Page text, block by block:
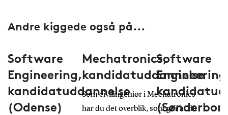
Andre kiggede også på...
Software
Engineering,
kandidatuddannelse
(Odense)
Mechatronics,
kandidatuddannelse
Som civilingeniør i Mechatronics
har du det overblik, som gør at du
Software